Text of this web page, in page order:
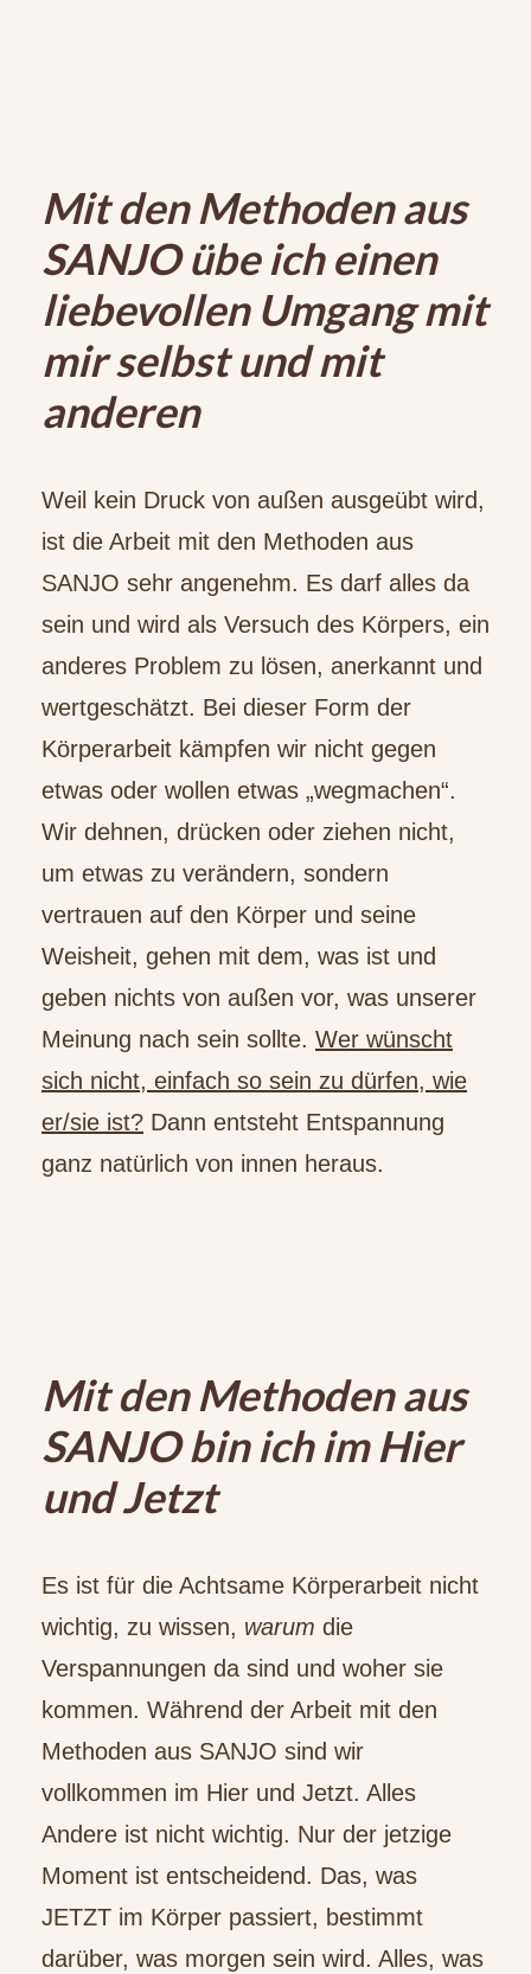
Mit den Methoden aus
SANJO übe ich einen
liebevollen Umgang mit
mir selbst und mit
anderen
Weil kein Druck von außen ausgeübt wird,
ist die Arbeit mit den Methoden aus
SANJO sehr angenehm. Es darf alles da
sein und wird als Versuch des Körpers, ein
anderes Problem zu lösen, anerkannt und
wertgeschätzt. Bei dieser Form der
Körperarbeit kämpfen wir nicht gegen
etwas oder wollen etwas „wegmachen“.
Wir dehnen, drücken oder ziehen nicht,
um etwas zu verändern, sondern
vertrauen auf den Körper und seine
Weisheit, gehen mit dem, was ist und
geben nichts von außen vor, was unserer
Meinung nach sein sollte. Wer wünscht
sich nicht, einfach so sein zu dürfen, wie
er/sie ist? Dann entsteht Entspannung
ganz natürlich von innen heraus.
Mit den Methoden aus
SANJO bin ich im Hier
und Jetzt
Es ist für die Achtsame Körperarbeit nicht
wichtig, zu wissen, warum die
Verspannungen da sind und woher sie
kommen. Während der Arbeit mit den
Methoden aus SANJO sind wir
vollkommen im Hier und Jetzt. Alles
Andere ist nicht wichtig. Nur der jetzige
Moment ist entscheidend. Das, was
JETZT im Körper passiert, bestimmt
darüber, was morgen sein wird. Alles, was